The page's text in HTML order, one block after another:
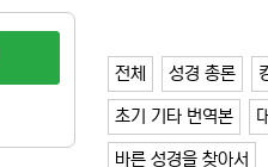
전체 성경 총론
초기 기타 번역본
바른 성경을 찾아서